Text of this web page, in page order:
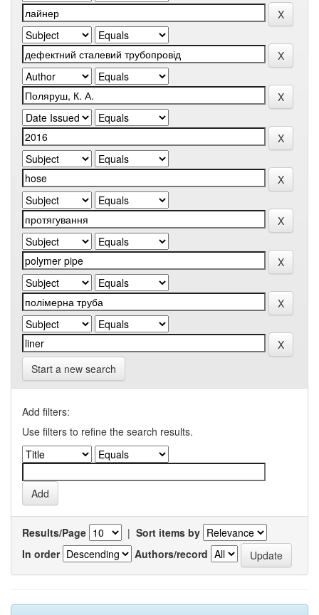
Start a new search
Add filters:
Use filters to refine the search results.
Results/Page | Sort items by
In order
Authors/record